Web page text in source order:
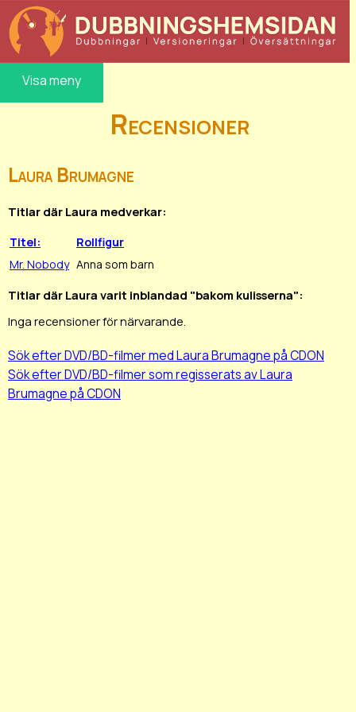
Visa meny
Recensioner
Laura Brumagne
Titlar där Laura medverkar:
Titel:
Rollfigur
Mr. Nobody Anna som barn
Titlar där Laura varit inblandad "bakom kulisserna":
Inga recensioner för närvarande.
Sök efter DVD/BD-filmer med Laura Brumagne på CDON
Sök efter DVD/BD-filmer som regisserats av Laura
Brumagne på CDON